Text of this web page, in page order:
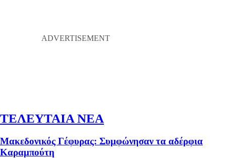
ΤΕΛΕΥΤΑΙΑ ΝΕΑ
Μακεδονικός Γέφυρας: Συμφώνησαν τα αδέρφια
Καραμπούτη